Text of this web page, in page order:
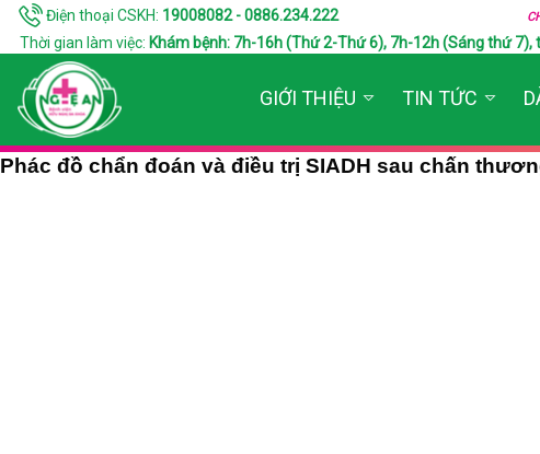
Điện thoại CSKH: 19008082 - 0886.234.222
Thời gian làm việc: Khám bệnh: 7h-16h (Thứ 2-Thứ 6), 7h-12h (Sáng thứ
GIỚI THIỆU TIN TỨC
Phác đồ chẩn đoán và điều trị SIADH sau chấn